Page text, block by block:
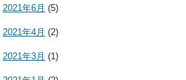
2021年6月 (5)
2021年4月 (2)
2021年3月 (1)